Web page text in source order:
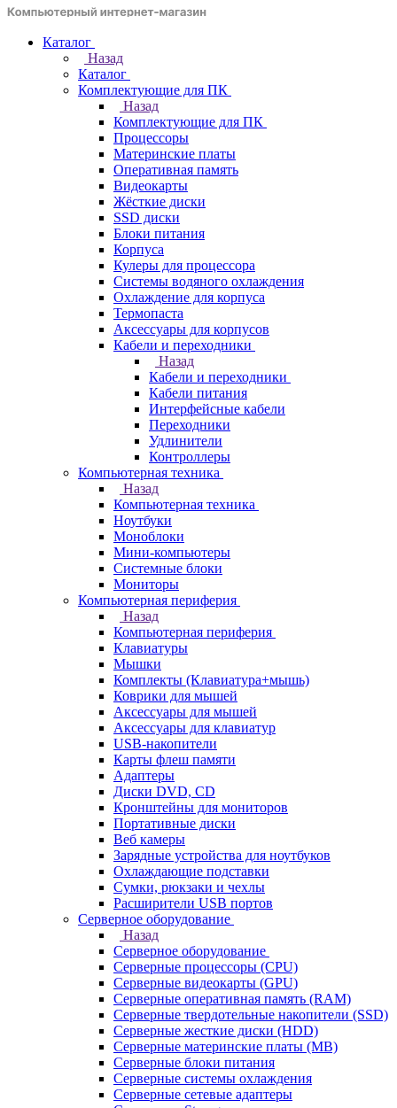
Каталог
Назад
Каталог
Комплектующие для ПК
Назад
Комплектующие для ПК
Процессоры
Материнские платы
Оперативная память
Видеокарты
Жёсткие диски
SSD диски
Блоки питания
Корпуса
Кулеры для процессора
Системы водяного охлаждения
Охлаждение для корпуса
Термопаста
Аксессуары для корпусов
Кабели и переходники
Назад
Кабели и переходники
Кабели питания
Интерфейсные кабели
Переходники
Удлинители
Контроллеры
Компьютерная техника
Назад
Компьютерная техника
Ноутбуки
Моноблоки
Мини-компьютеры
Системные блоки
Мониторы
Компьютерная периферия
Назад
Компьютерная периферия
Клавиатуры
Мышки
Комплекты (Клавиатура+мышь)
Коврики для мышей
Аксессуары для мышей
Аксессуары для клавиатур
USB-накопители
Карты флеш памяти
Адаптеры
Диски DVD, CD
Кронштейны для мониторов
Портативные диски
Веб камеры
Зарядные устройства для ноутбуков
Охлаждающие подставки
Сумки, рюкзаки и чехлы
Расширители USB портов
Серверное оборудование
Назад
Серверное оборудование
Серверные процессоры (CPU)
Серверные видеокарты (GPU)
Серверные оперативная память (RAM)
Серверные твердотельные накопители (SSD)
Серверные жесткие диски (HDD)
Серверные материнские платы (MB)
Серверные блоки питания
Серверные системы охлаждения
Серверные сетевые адаптеры